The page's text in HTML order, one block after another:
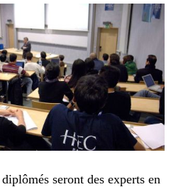
seront des experts en